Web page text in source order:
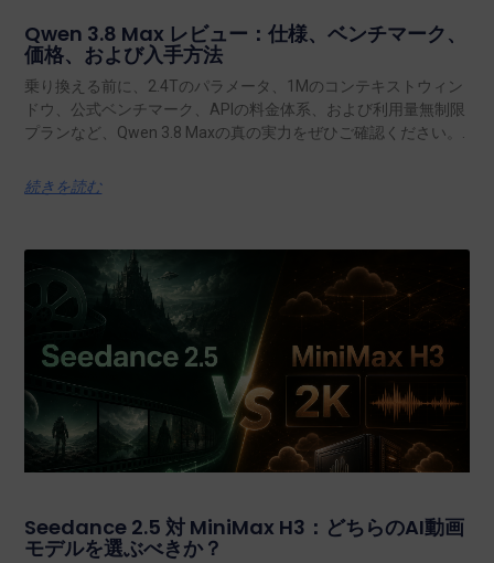
Qwen 3.8 Max レビュー：仕様、ベンチマーク、
価格、および入手方法
乗り換える前に、2.4Tのパラメータ、1Mのコンテキストウィン
ドウ、公式ベンチマーク、APIの料金体系、および利用量無制限
プランなど、Qwen 3.8 Maxの真の実力をぜひご確認ください。.
続きを読む
Seedance 2.5 対 MiniMax H3：どちらのAI動画
モデルを選ぶべきか？